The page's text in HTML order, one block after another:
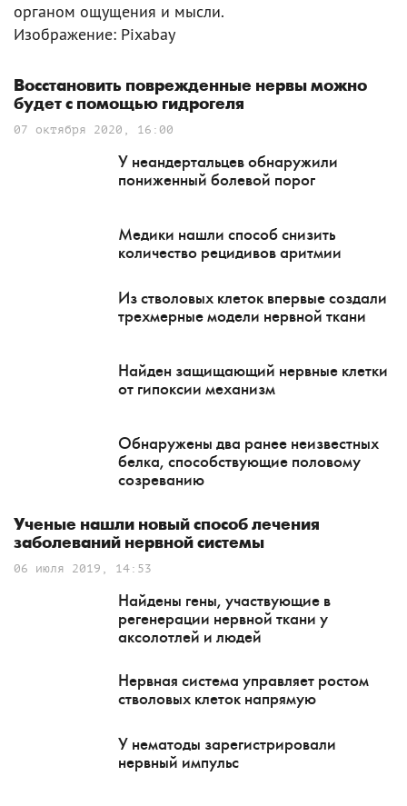
органом ощущения и мысли.
Изображение: Pixabay
Восстановить поврежденные нервы можно
будет с помощью гидрогеля
07 октября 2020, 16:00
У неандертальцев обнаружили
пониженный болевой порог
Медики нашли способ снизить
количество рецидивов аритмии
Из стволовых клеток впервые создали
трехмерные модели нервной ткани
Найден защищающий нервные клетки
от гипоксии механизм
Обнаружены два ранее неизвестных
белка, способствующие половому
созреванию
Ученые нашли новый способ лечения
заболеваний нервной системы
06 июля 2019, 14:53
Найдены гены, участвующие в
регенерации нервной ткани у
аксолотлей и людей
Нервная система управляет ростом
стволовых клеток напрямую
У нематоды зарегистрировали
нервный импульс